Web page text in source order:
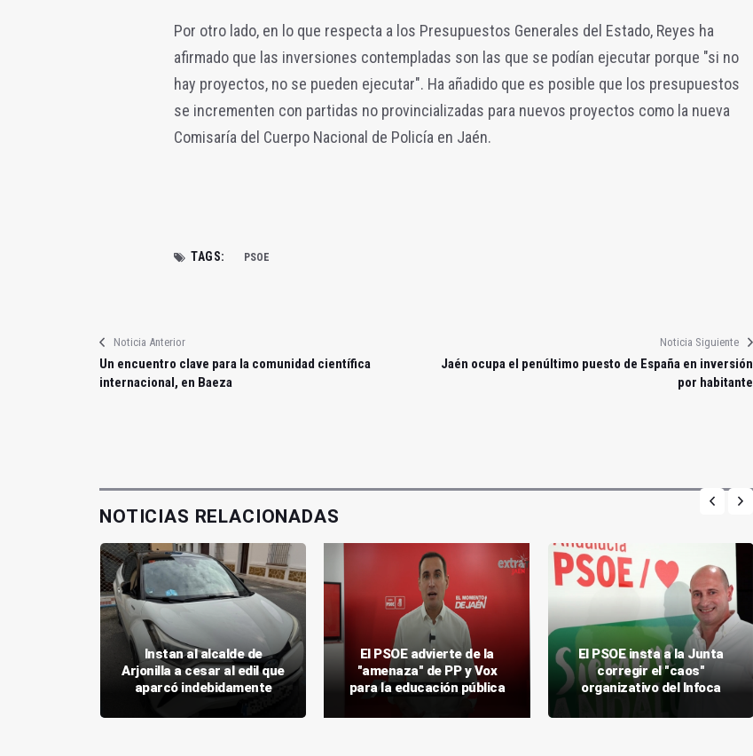
Por otro lado, en lo que respecta a los Presupuestos Generales del Estado, Reyes ha
afirmado que las inversiones contempladas son las que se podían ejecutar porque "si no
hay proyectos, no se pueden ejecutar". Ha añadido que es posible que los presupuestos
se incrementen con partidas no provincializadas para nuevos proyectos como la nueva
Comisaría del Cuerpo Nacional de Policía en Jaén.
TAGS: PSOE
Noticia Anterior
Un encuentro clave para la comunidad científica
internacional, en Baeza
Noticia Siguiente
Jaén ocupa el penúltimo puesto de España en inversión
por habitante
NOTICIAS RELACIONADAS
Instan al alcalde de
Arjonilla a cesar al edil que
aparcó indebidamente
El PSOE advierte de la
"amenaza" de PP y Vox
para la educación pública
El PSOE insta a la Junta
corregir el "caos"
organizativo del Infoca